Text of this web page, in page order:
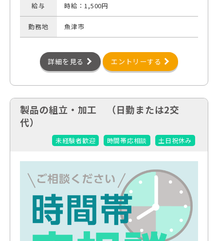
給与 時給：1,500円
勤務地 魚津市
詳細を見る エントリーする
製品の組立・加工 （日勤または2交
代）
未経験者歓迎 時間帯応相談 土日祝休み